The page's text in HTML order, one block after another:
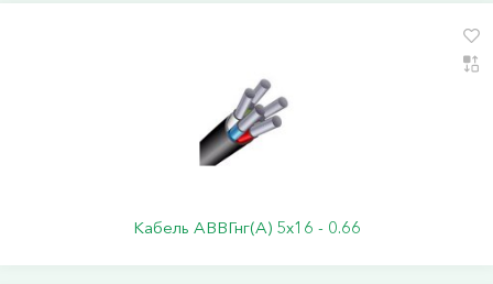
Кабель АВВГнг(А) 5х16 - 0.66